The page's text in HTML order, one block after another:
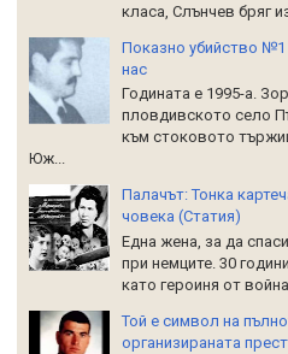
класа, Слънчев бряг
Показно убийство №1
нас
Годината е 1995-а.
пловдивското село
към стоковото
Юж...
Палачът: Тонка
човека (Статия)
Една жена, за да
при немците. 30
като героиня от
Той е символ на
организираната